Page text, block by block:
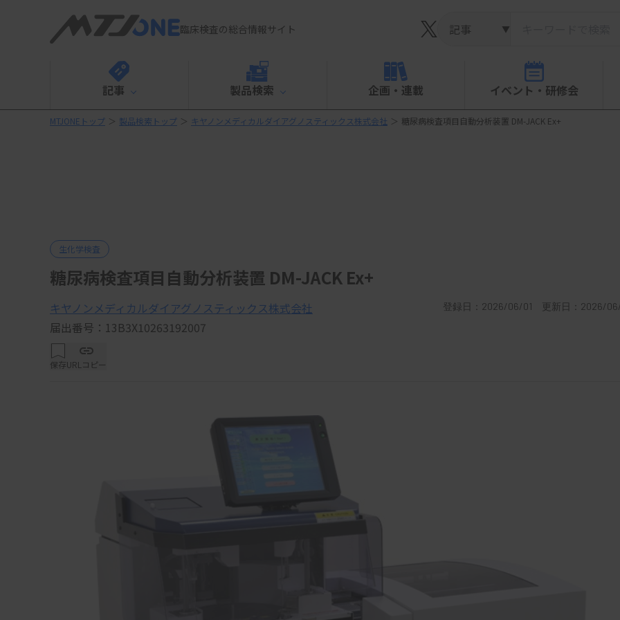
臨床検査の総合情報サイト ▼
記事 製品検索 企画・連載 イベント・研修会
MTJONEトップ ＞ 製品検索トップ ＞ キヤノンメディカルダイアグノスティックス株式会社 ＞ 糖尿病検査項目自動分析装置 DM-JACK Ex+
生化学検査
糖尿病検査項目自動分析装置 DM-JACK Ex+
キヤノンメディカルダイアグノスティックス株式会社
届出番号：13B3X10263192007
登録日：2026/06/01 更新日：2026/
保存URLコピー